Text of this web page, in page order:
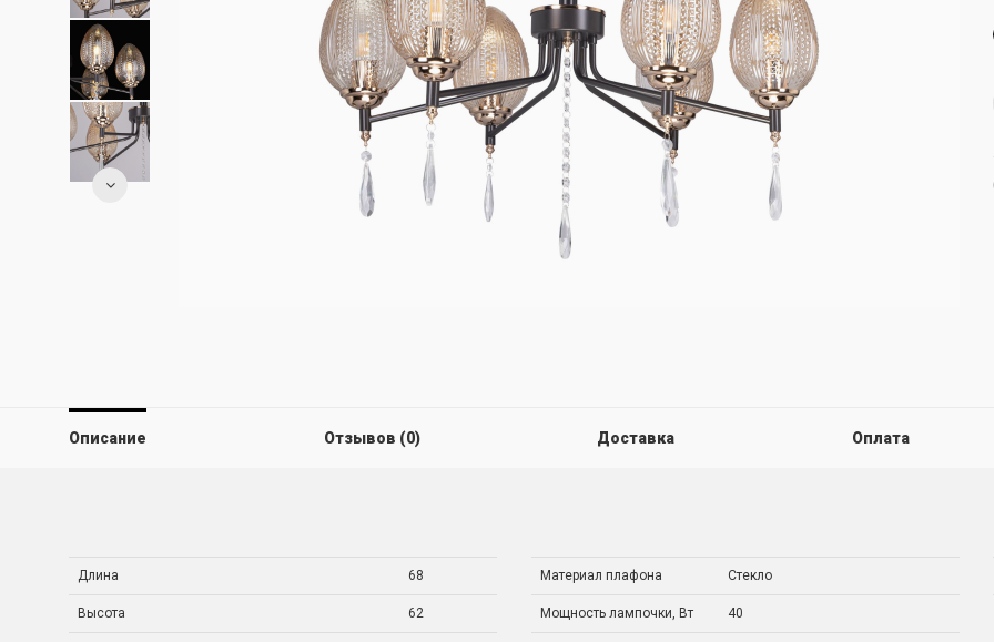
Описание Отзывов (0) Доставка Оплата
Длина 68
Высота 62
Материал плафона Стекло
Мощность лампочки, Вт 40